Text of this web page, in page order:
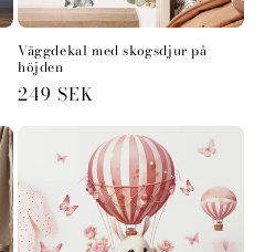
Väggdekal med skogsdjur på
höjden
Ordinarie
249 SEK